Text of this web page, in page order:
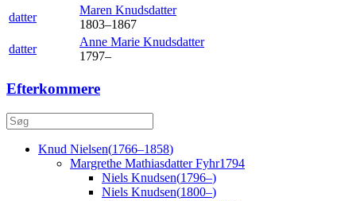
datter
Maren Knudsdatter
1803–1867
datter
Anne Marie Knudsdatter
1797–
Efterkommere
Knud Nielsen(1766–1858)
Margrethe MathiasdatterFyhr1794
Niels Knudsen(1796–)
Niels Knudsen(1800–)